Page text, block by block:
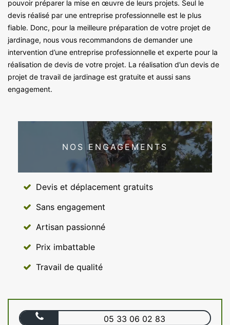
pouvoir préparer la mise en œuvre de leurs projets. Seul le
devis réalisé par une entreprise professionnelle est le plus
fiable. Donc, pour la meilleure préparation de votre projet de
jardinage, nous vous recommandons de demander une
intervention d’une entreprise professionnelle et experte pour la
réalisation de devis de votre projet. La réalisation d’un devis de
projet de travail de jardinage est gratuite et aussi sans
engagement.
NOS ENGAGEMENTS
Devis et déplacement gratuits
Sans engagement
Artisan passionné
Prix imbattable
Travail de qualité
05 33 06 02 83